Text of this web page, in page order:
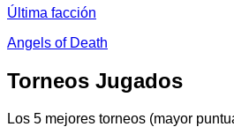
Última facción
Angels of Death
Torneos Jugados
Los 5 mejores torneos (mayor